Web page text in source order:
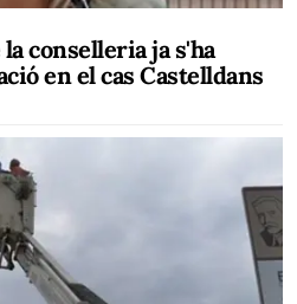
conselleria ja s'ha
en el cas Castelldans